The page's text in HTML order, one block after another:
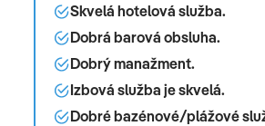
Skvelá hotelová služba.
Dobrá barová obsluha.
Dobrý manažment.
Izbová služba je skvelá.
Dobré bazénové/plážové